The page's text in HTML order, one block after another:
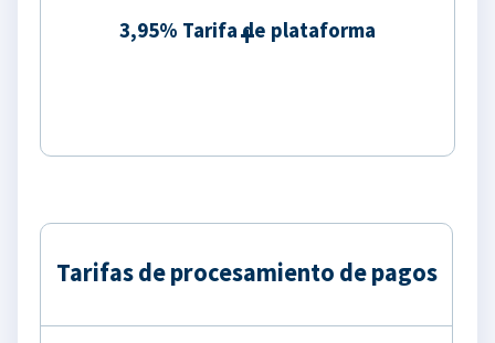
3,95% Tarifa de plataforma
Tarifas de procesamiento de pagos